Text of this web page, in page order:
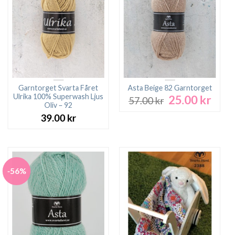
Garntorget Svarta Fåret
Ulrika 100% Superwash Ljus
Oliv – 92
39.00 kr
Asta Beige 82 Garntorget
57.00kr Det
25.00 krDet
-56%